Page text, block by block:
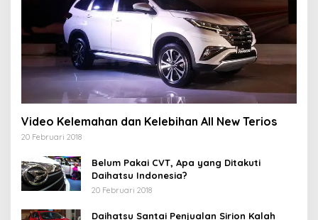
Video Kelemahan dan Kelebihan All New Terios
20 Februari 2018
Belum Pakai CVT, Apa yang Ditakuti
Daihatsu Indonesia?
20 Februari 2018
Daihatsu Santai Penjualan Sirion Kalah